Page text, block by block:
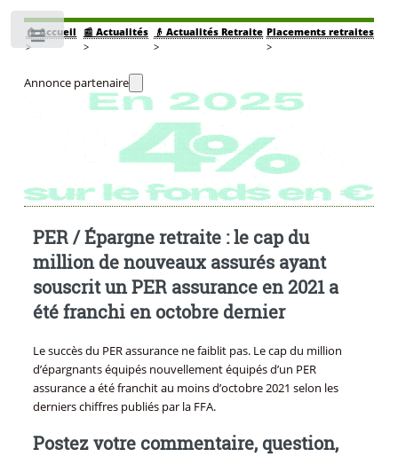
🏠Accueil
>
📰 Actualités
>
👴 Actualités Retraite
>
Placements retraites
>
Annonce partenaire
PER / Épargne retraite : le cap du
million de nouveaux assurés ayant
souscrit un PER assurance en 2021 a
été franchi en octobre dernier
Le succès du PER assurance ne faiblit pas. Le cap du million
d’épargnants équipés nouvellement équipés d’un PER
assurance a été franchit au moins d’octobre 2021 selon les
derniers chiffres publiés par la FFA.
Postez votre commentaire, question,
Toggle